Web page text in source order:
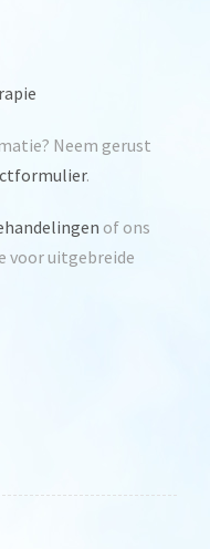
Neem gerust
.
of ons
voor uitgebreide